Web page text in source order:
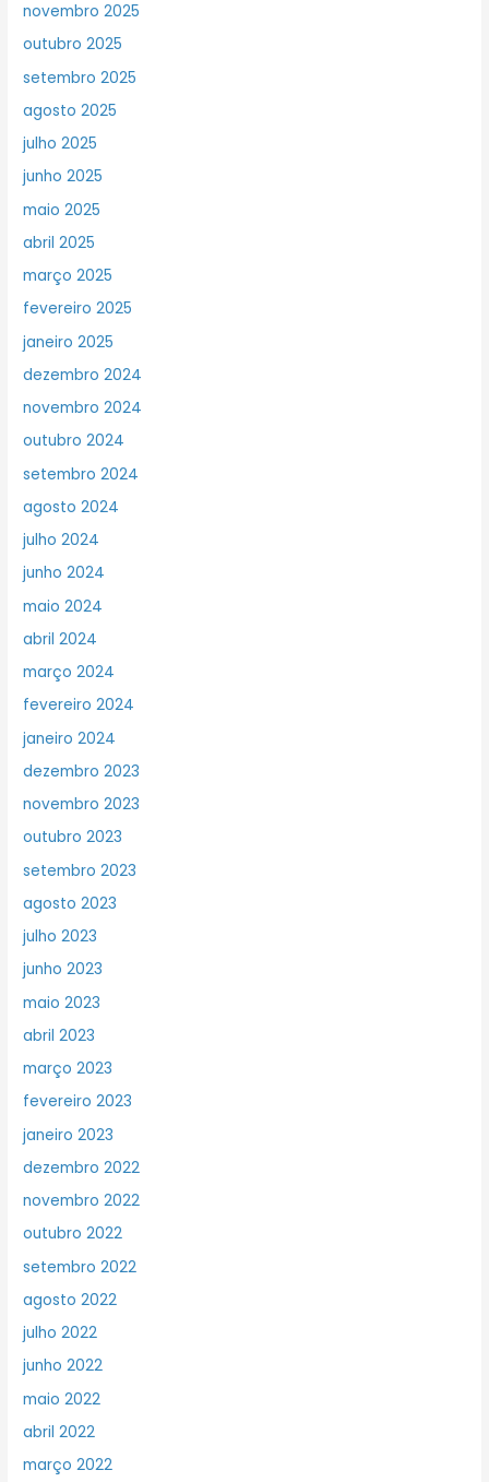
novembro 2025
outubro 2025
setembro 2025
agosto 2025
julho 2025
junho 2025
maio 2025
abril 2025
março 2025
fevereiro 2025
janeiro 2025
dezembro 2024
novembro 2024
outubro 2024
setembro 2024
agosto 2024
julho 2024
junho 2024
maio 2024
abril 2024
março 2024
fevereiro 2024
janeiro 2024
dezembro 2023
novembro 2023
outubro 2023
setembro 2023
agosto 2023
julho 2023
junho 2023
maio 2023
abril 2023
março 2023
fevereiro 2023
janeiro 2023
dezembro 2022
novembro 2022
outubro 2022
setembro 2022
agosto 2022
julho 2022
junho 2022
maio 2022
abril 2022
março 2022